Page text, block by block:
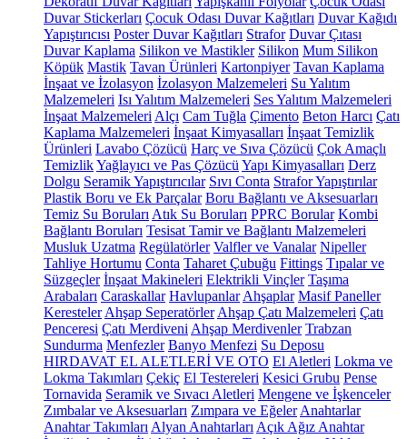
Duvar Stickerları Çocuk Odası Duvar Kağıtları Duvar Kağıdı
Yapıştırıcısı Poster Duvar Kağıtları Strafor Duvar Çıtası
Duvar Kaplama Silikon ve Mastikler Silikon Mum Silikon
Köpük Mastik Tavan Ürünleri Kartonpiyer Tavan Kaplama
İnşaat ve İzolasyon İzolasyon Malzemeleri Su Yalıtım
Malzemeleri Isı Yalıtım Malzemeleri Ses Yalıtım Malzemeleri
İnşaat Malzemeleri Alçı Cam Tuğla Çimento Beton Harcı Çatı
Kaplama Malzemeleri İnşaat Kimyasalları İnşaat Temizlik
Ürünleri Lavabo Çözücü Harç ve Sıva Çözücü Çok Amaçlı
TemizlikYağlayıcı ve Pas Çözücü Yapı Kimyasalları Derz
Dolgu Seramik Yapıştırıcılar Sıvı Conta Strafor Yapıştırılar
Plastik Boru ve Ek Parçalar Boru Bağlantı ve Aksesuarları
Temiz Su Boruları Atık Su Boruları PPRC Borular Kombi
Bağlantı Boruları Tesisat Tamir ve Bağlantı Malzemeleri
Musluk Uzatma Regülatörler Valfler ve Vanalar Nipeller
Tahliye Hortumu Conta Taharet Çubuğu Fittings Tıpalar ve
Süzgeçler İnşaat Makineleri Elektrikli Vinçler Taşıma
Arabaları Caraskallar Havlupanlar Ahşaplar Masif Paneller
Keresteler Ahşap Seperatörler Ahşap Çatı Malzemeleri Çatı
Penceresi Çatı Merdiveni Ahşap Merdivenler Trabzan
Sundurma Menfezler Banyo Menfezi Su Deposu
HIRDAVAT EL ALETLERİ VE OTO El Aletleri Lokma ve
Lokma Takımları Çekiç El Testereleri Kesici Grubu Pense
Tornavida Seramik ve Sıvacı Aletleri Mengene ve İşkenceler
Zımbalar ve Aksesuarları Zımpara ve Eğeler Anahtarlar
Anahtar Takımları Alyan Anahtarları Açık Ağız Anahtar